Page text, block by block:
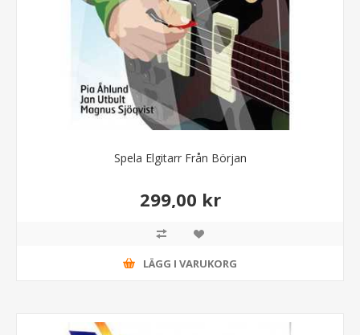
Spela Elgitarr Från Början
299,00 kr
LÄGG I VARUKORG